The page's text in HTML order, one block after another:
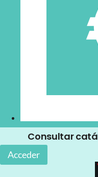
Consultar
Acceder